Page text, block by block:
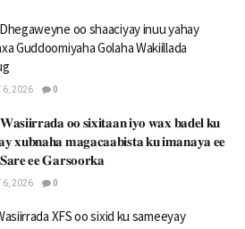
oo shaaciyay inuu yahay
Guddoomiyaha Golaha Wakiillada
6, 2026 0
𝐨𝐨 𝐬𝐢𝐱𝐢𝐭𝐚𝐚𝐧 𝐢𝐲𝐨 𝐰𝐚𝐱 𝐛𝐚𝐝𝐞𝐥 𝐤𝐮
𝐱𝐮𝐛𝐧𝐚𝐡𝐚 𝐦𝐚𝐠𝐚𝐜𝐚𝐚𝐛𝐢𝐬𝐭𝐚 𝐤𝐮 𝐢𝐦𝐚𝐧𝐚𝐲𝐚 𝐞𝐞
𝐞𝐞 𝐆𝐚𝐫𝐬𝐨𝐨𝐫𝐤𝐚
6, 2026 0
XFS oo sixid ku sameeyay